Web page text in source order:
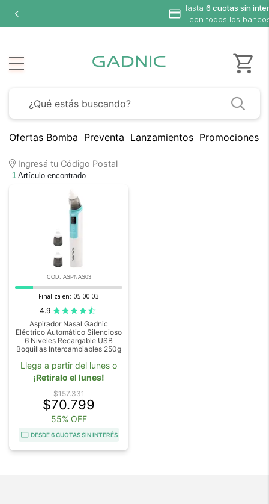
Hasta 6 cuotas sin
con todos los
Ofertas Bomba Preventa Lanzamientos Promociones
Ingresá tu Código Postal
1 Artículo encontrado
COD. ASPNAS03
Finaliza en: 05:00:03
4.9
Aspirador Nasal Gadnic
Eléctrico Automático Silencioso
6 Niveles Recargable USB
Boquillas Intercambiables 250g
Llega a partir del lunes o
¡Retiralo el lunes!
$157.331
$70.799
55% OFF
DESDE 6 CUOTAS SIN INTERÉS